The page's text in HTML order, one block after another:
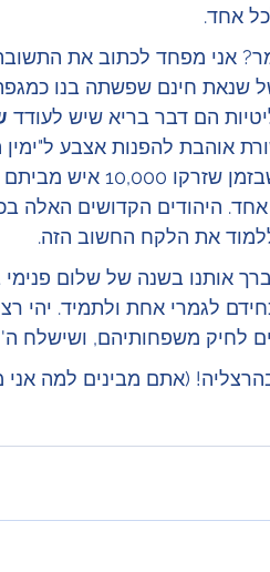
אחד.
אני מפחד לכתוב את
שנאת חינם שפשתה בנו כמגפה
הם דבר בריא שיש לעודד
אוהבת להפנות אצבע ל"ימין
איש מביתם בגוש קטיף...
היהודים הקדושים האלה
את הלקח החשוב הזה.
אותנו בשנה של שלום פנימי
לגמרי אחת ולתמיד.
לחיק משפחותיהם, ושישלח
(אתם מבינים למה אני